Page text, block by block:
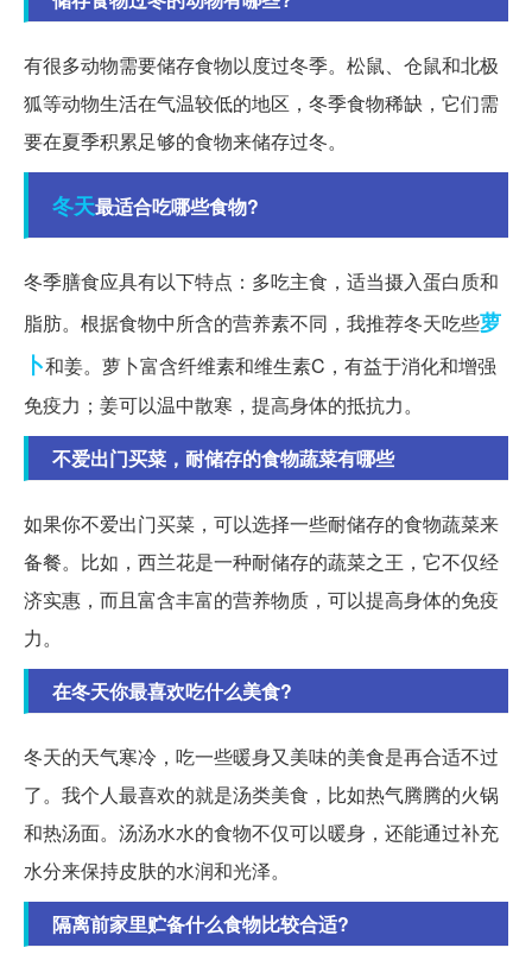
有很多动物需要储存食物以度过冬季。松鼠、仓鼠和北极
狐等动物生活在气温较低的地区，冬季食物稀缺，它们需
要在夏季积累足够的食物来储存过冬。
冬天最适合吃哪些食物?
冬季膳食应具有以下特点：多吃主食，适当摄入蛋白质和
脂肪。根据食物中所含的营养素不同，我推荐冬天吃些萝
卜和姜。萝卜富含纤维素和维生素C，有益于消化和增强
免疫力；姜可以温中散寒，提高身体的抵抗力。
不爱出门买菜，耐储存的食物蔬菜有哪些
如果你不爱出门买菜，可以选择一些耐储存的食物蔬菜来
备餐。比如，西兰花是一种耐储存的蔬菜之王，它不仅经
济实惠，而且富含丰富的营养物质，可以提高身体的免疫
力。
在冬天你最喜欢吃什么美食?
冬天的天气寒冷，吃一些暖身又美味的美食是再合适不过
了。我个人最喜欢的就是汤类美食，比如热气腾腾的火锅
和热汤面。汤汤水水的食物不仅可以暖身，还能通过补充
水分来保持皮肤的水润和光泽。
隔离前家里贮备什么食物比较合适?